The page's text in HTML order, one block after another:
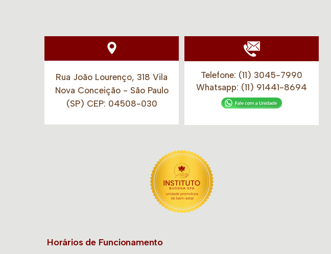
Rua João Lourenço, 318 Vila
Nova Conceição - São Paulo
(SP) CEP: 04508-030
Telefone: (11) 3045-7990
Whatsapp: (11) 91441-8694
Horários de Funcionamento